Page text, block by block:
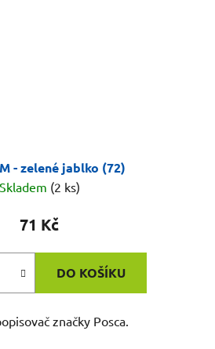
- zelené jablko (72)
Skladem (2 ks)
71 Kč
DO KOŠÍKU
značky Posca.